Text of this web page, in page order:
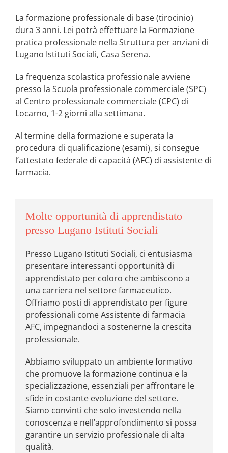
La formazione professionale di base (tirocinio)
dura 3 anni. Lei potrà effettuare la Formazione
pratica professionale nella Struttura per anziani di
Lugano Istituti Sociali, Casa Serena.
La frequenza scolastica professionale avviene
presso la Scuola professionale commerciale (SPC)
al Centro professionale commerciale (CPC) di
Locarno, 1-2 giorni alla settimana.
Al termine della formazione e superata la
procedura di qualificazione (esami), si consegue
l’attestato federale di capacità (AFC) di assistente di
farmacia.
Molte opportunità di apprendistato
presso Lugano Istituti Sociali
Presso Lugano Istituti Sociali, ci entusiasma
presentare interessanti opportunità di
apprendistato per coloro che ambiscono a
una carriera nel settore farmaceutico.
Offriamo posti di apprendistato per figure
professionali come Assistente di farmacia
AFC, impegnandoci a sostenerne la crescita
professionale.
Abbiamo sviluppato un ambiente formativo
che promuove la formazione continua e la
specializzazione, essenziali per affrontare le
sfide in costante evoluzione del settore.
Siamo convinti che solo investendo nella
conoscenza e nell’approfondimento si possa
garantire un servizio professionale di alta
qualità.